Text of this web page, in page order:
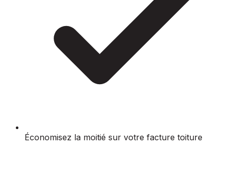
Économisez la moitié sur votre facture toiture